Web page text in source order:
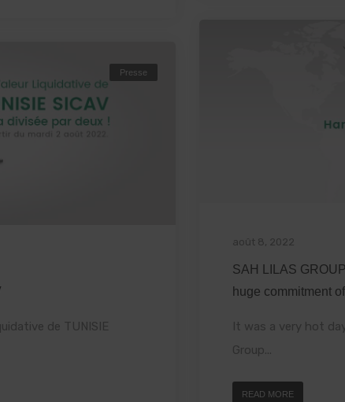
août 8, 2022
SAH LILAS
huge commitment
It was a very hot
Group...
READ MORE
Presse
de TUNISIE